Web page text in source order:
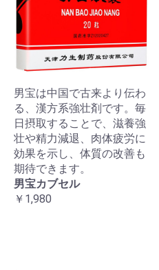
男宝は中国で古来より伝わ
る、漢方系強壮剤です。毎
日摂取することで、滋養強
壮や精力減退、肉体疲労に
効果を示し、体質の改善も
期待できます。
男宝カブセル
￥1,980